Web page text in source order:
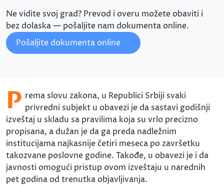
Ne vidite svoj grad? Prevod i overu možete obaviti i
bez dolaska — pošaljite nam dokumenta online.
Pošaljite dokumenta online
P rema slovu zakona, u Republici Srbiji svaki
privredni subjekt u obavezi je da sastavi godišnji
izveštaj u skladu sa pravilima koja su vrlo precizno
propisana, a dužan je da ga preda nadležnim
institucijama najkasnije četiri meseca po završetku
takozvane poslovne godine. Takođe, u obavezi je i da
javnosti omogući pristup ovom izveštaju u narednih
pet godina od trenutka objavljivanja.